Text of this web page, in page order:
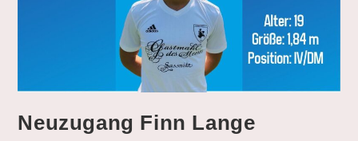
Neuzugang Finn Lange